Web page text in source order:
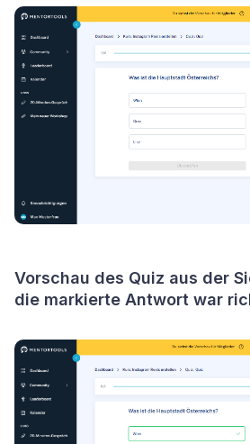
Vorschau des Quiz aus der
die markierte Antwort war